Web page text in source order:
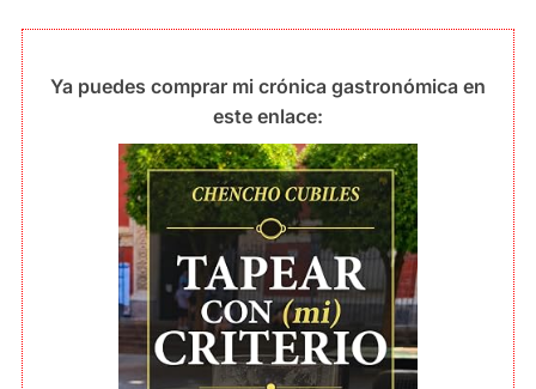
Ya puedes comprar mi crónica gastronómica en
este enlace: